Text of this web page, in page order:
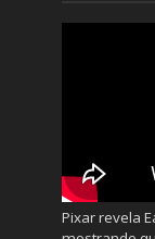
Pixar revela